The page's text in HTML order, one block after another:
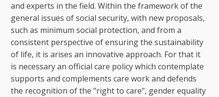
and experts in the field. Within the framework of the
general issues of social security, with new proposals,
such as minimum social protection, and from a
consistent perspective of ensuring the sustainability
of life, it is arises an innovative approach. For that it
is necessary an official care policy which contemplate
supports and complements care work and defends
the recognition of the "right to care", gender equality